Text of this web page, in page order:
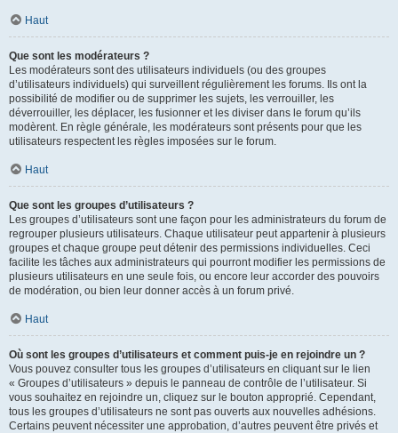
Haut
Que sont les modérateurs ?
Les modérateurs sont des utilisateurs individuels (ou des groupes
d’utilisateurs individuels) qui surveillent régulièrement les forums. Ils ont la
possibilité de modifier ou de supprimer les sujets, les verrouiller, les
déverrouiller, les déplacer, les fusionner et les diviser dans le forum qu’ils
modèrent. En règle générale, les modérateurs sont présents pour que les
utilisateurs respectent les règles imposées sur le forum.
Haut
Que sont les groupes d’utilisateurs ?
Les groupes d’utilisateurs sont une façon pour les administrateurs du forum de
regrouper plusieurs utilisateurs. Chaque utilisateur peut appartenir à plusieurs
groupes et chaque groupe peut détenir des permissions individuelles. Ceci
facilite les tâches aux administrateurs qui pourront modifier les permissions de
plusieurs utilisateurs en une seule fois, ou encore leur accorder des pouvoirs
de modération, ou bien leur donner accès à un forum privé.
Haut
Où sont les groupes d’utilisateurs et comment puis-je en rejoindre un ?
Vous pouvez consulter tous les groupes d’utilisateurs en cliquant sur le lien
« Groupes d’utilisateurs » depuis le panneau de contrôle de l’utilisateur. Si
vous souhaitez en rejoindre un, cliquez sur le bouton approprié. Cependant,
tous les groupes d’utilisateurs ne sont pas ouverts aux nouvelles adhésions.
Certains peuvent nécessiter une approbation, d’autres peuvent être privés et